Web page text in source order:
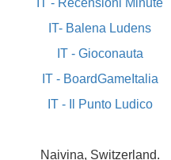
IT - Recensioni Minute
IT- Balena Ludens
IT - Gioconauta
IT - BoardGameItalia
IT - Il Punto Ludico
Naivina, Switzerland.